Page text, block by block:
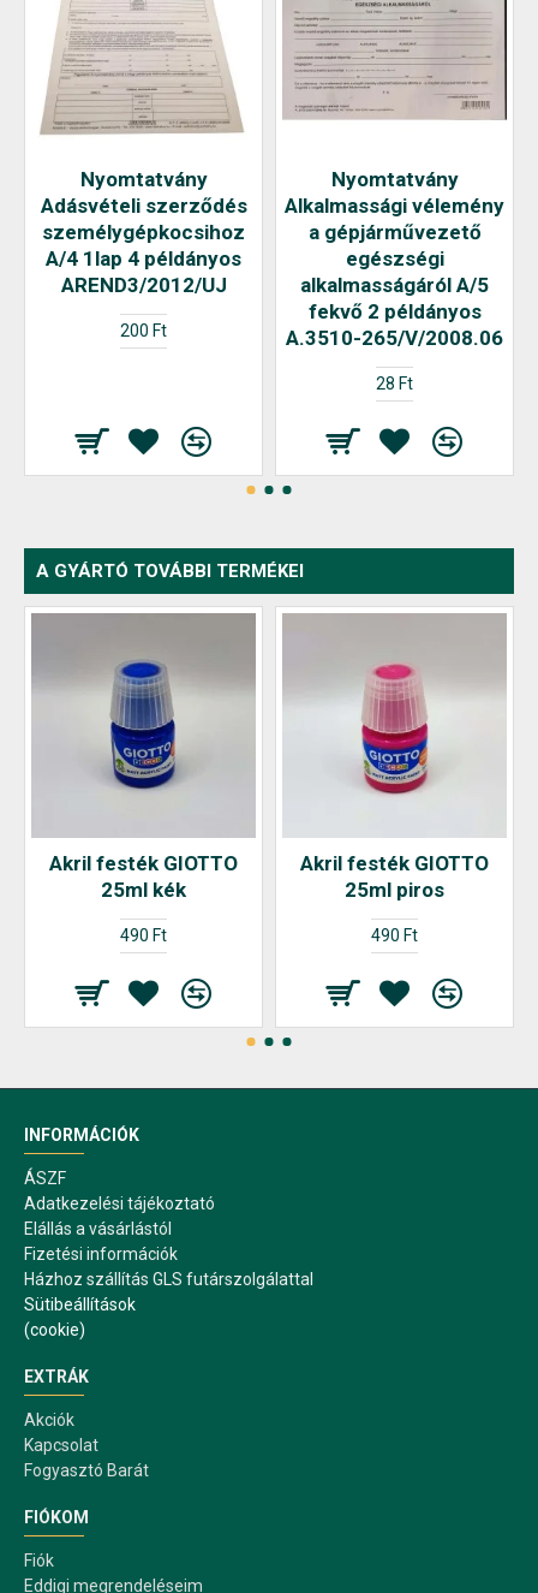
Nyomtatvány
Adásvételi szerződés
személygépkocsihoz
A/4 1lap 4 példányos
AREND3/2012/UJ
200 Ft
Nyomtatvány
Alkalmassági vélemény
a gépjárművezető
egészségi
alkalmasságáról A/5
fekvő 2 példányos
A.3510-265/V/2008.06
28 Ft
A GYÁRTÓ TOVÁBBI TERMÉKEI
Akril festék GIOTTO
25ml kék
490 Ft
Akril festék GIOTTO
25ml piros
490 Ft
INFORMÁCIÓK
ÁSZF
Adatkezelési tájékoztató
Elállás a vásárlástól
Fizetési információk
Házhoz szállítás GLS futárszolgálattal
Sütibeállítások
(cookie)
EXTRÁK
Akciók
Kapcsolat
Fogyasztó Barát
FIÓKOM
Fiók
Eddigi megrendeléseim